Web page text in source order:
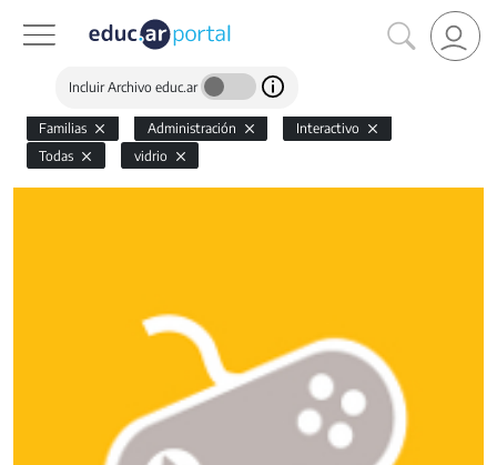
Incluir Archivo educ.ar
Familias Administración
Interactivo
Todas
vidrio